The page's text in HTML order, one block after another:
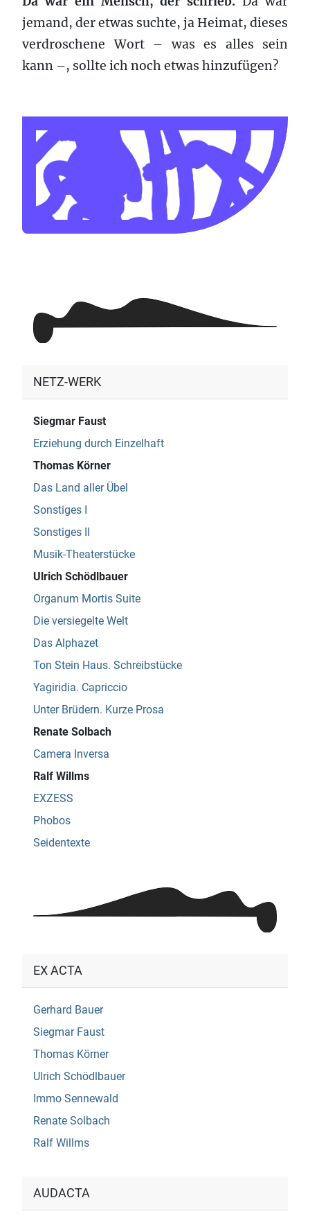
jemand, der etwas suchte, ja Heimat, dieses
verdroschene Wort – was es alles sein
kann –, sollte ich noch etwas hinzufügen?
NETZ-WERK
Siegmar Faust
Erziehung durch Einzelhaft
Thomas Körner
Das Land aller Übel
Sonstiges I
Sonstiges II
Musik-Theaterstücke
Ulrich Schödlbauer
Organum Mortis Suite
Die versiegelte Welt
Das Alphazet
Ton Stein Haus. Schreibstücke
Yagiridia. Capriccio
Unter Brüdern. Kurze Prosa
Renate Solbach
Camera Inversa
Ralf Willms
EXZESS
Phobos
Seidentexte
EX ACTA
Gerhard Bauer
Siegmar Faust
Thomas Körner
Ulrich Schödlbauer
Immo Sennewald
Renate Solbach
Ralf Willms
AUDACTA